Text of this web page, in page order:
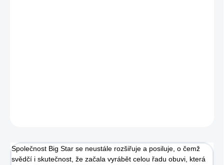
Společnost Big Star se neustále rozšiřuje a posiluje, o čemž
svědčí i skutečnost, že začala vyrábět celou řadu obuvi, která